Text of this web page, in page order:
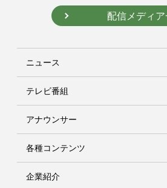
配信メディア
ニュース
テレビ番組
アナウンサー
各種コンテンツ
企業紹介